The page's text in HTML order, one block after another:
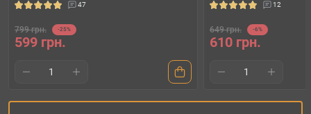
47
799 грн. -25%
599 грн.
12
649 грн. -6%
610 грн.